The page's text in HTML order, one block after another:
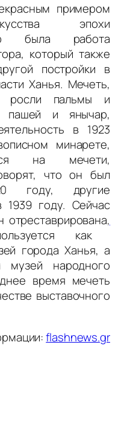
примером
эпохи
была работа
который также
постройки в
Ханья. Мечеть,
росли пальмы и
пашей и янычар,
в 1923
минарете,
на мечети,
что он был
году, другие
1939 году. Сейчас
,
как
города Ханья, а
народного
время мечеть
выставочного
flashnews.gr